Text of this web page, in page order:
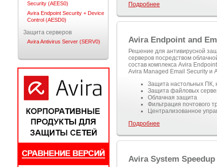
Security (AEES0)
Avira Endpoint Security + Device
Control (AESD0)
Защита серверов
Avira Antivirus Server (SERV0)
Подробнее
Avira Endpoint and
Решение для антивирусной
серверов посредством
состав комплекса Avira
Avira Managed Email Security и
Защита настольных ПК,
Защита файловых
Облачная защита
Фильтрация почтового
Централизованное
Подробнее
Avira System Speedup